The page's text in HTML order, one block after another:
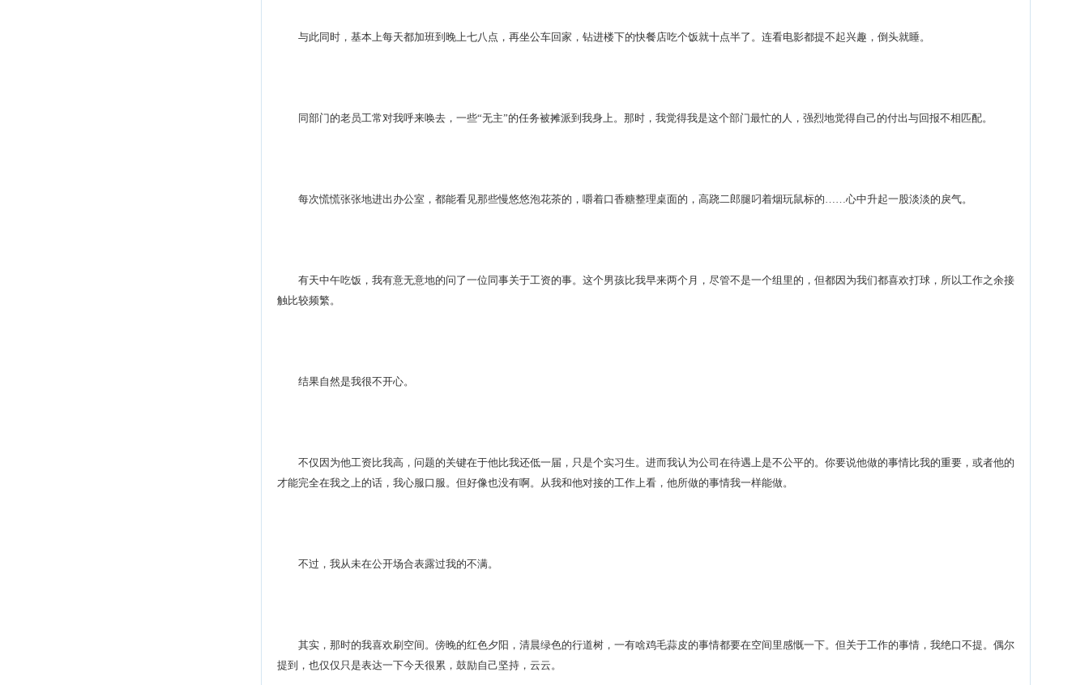
与此同时，基本上每天都加班到晚上七八点，再坐公车回家，钻进楼下的快餐店吃个饭就十点半了。连看电影都提不起兴趣，倒头就睡。
同部门的老员工常对我呼来唤去，一些“无主”的任务被摊派到我身上。那时，我觉得我是这个部门最忙的人，强烈地觉得自己的付出与回报不相匹配。
每次慌慌张张地进出办公室，都能看见那些慢悠悠泡花茶的，嚼着口香糖整理桌面的，高跷二郎腿叼着烟玩鼠标的……心中升起一股淡淡的戾气。
有天中午吃饭，我有意无意地的问了一位同事关于工资的事。这个男孩比我早来两个月，尽管不是一个组里的，但都因为我们都喜欢打球，所以工作之余接
触比较频繁。
结果自然是我很不开心。
不仅因为他工资比我高，问题的关键在于他比我还低一届，只是个实习生。进而我认为公司在待遇上是不公平的。你要说他做的事情比我的重要，或者他的
才能完全在我之上的话，我心服口服。但好像也没有啊。从我和他对接的工作上看，他所做的事情我一样能做。
不过，我从未在公开场合表露过我的不满。
其实，那时的我喜欢刷空间。傍晚的红色夕阳，清晨绿色的行道树，一有啥鸡毛蒜皮的事情都要在空间里感慨一下。但关于工作的事情，我绝口不提。偶尔
提到，也仅仅只是表达一下今天很累，鼓励自己坚持，云云。